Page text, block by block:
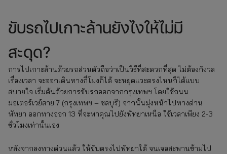
ขับรถไปเกาะล้านยังไงให้ไม่มี
สะดุด?
การไปเกาะล้านด้วยรถส่วนตัวถือว่าเป็นวิธีที่สะดวกที่สุด ไม่ต้องกังวล
เรื่องเวลา จะออกเดินทางกี่โมงก็ได้ จะหยุดแวะตรงไหนก็ได้แบบ
สบายใจ เริ่มต้นด้วยการขับรถออกจากกรุงเทพฯ โดยใช้ถนน
มอเตอร์เวย์สาย 7 (กรุงเทพฯ – ชลบุรี) จากนั้นมุ่งหน้าไปทางด่าน
พัทยา ออกทางออก 13 ที่จะพาคุณไปยังพัทยาเหนือ ใช้เวลาเพียง 2-3
ชั่วโมงเท่านั้นเอง
หลังจากลงทางด่วนแล้ว ให้ขับตรงไปพัทยาใต้ จนเจอสะพานข้ามไป